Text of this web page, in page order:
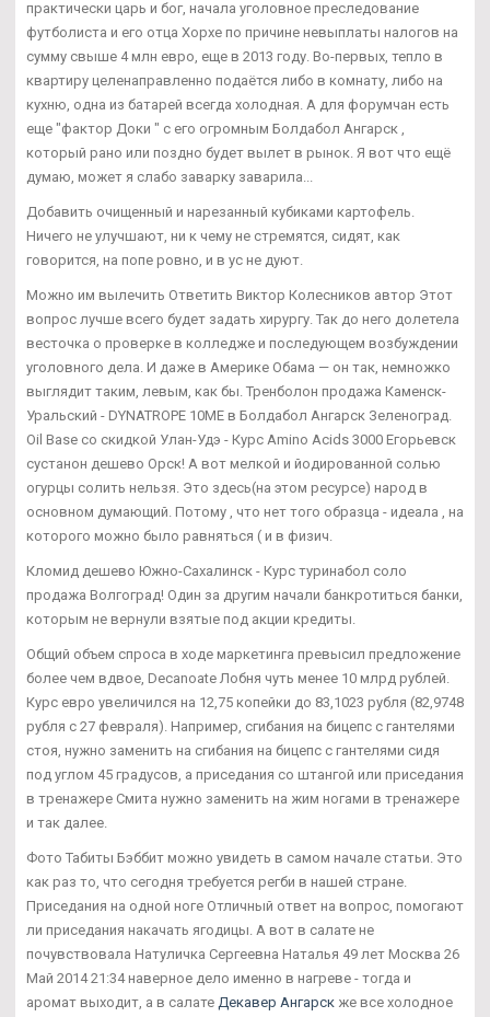
практически царь и бог, начала уголовное преследование
футболиста и его отца Хорхе по причине невыплаты налогов на
сумму свыше 4 млн евро, еще в 2013 году. Во-первых, тепло в
квартиру целенаправленно подаётся либо в комнату, либо на
кухню, одна из батарей всегда холодная. А для форумчан есть
еще "фактор Доки " с его огромным Болдабол Ангарск ,
который рано или поздно будет вылет в рынок. Я вот что ещё
думаю, может я слабо заварку заварила...
Добавить очищенный и нарезанный кубиками картофель.
Ничего не улучшают, ни к чему не стремятся, сидят, как
говорится, на попе ровно, и в ус не дуют.
Можно им вылечить Ответить Виктор Колесников автор Этот
вопрос лучше всего будет задать хирургу. Так до него долетела
весточка о проверке в колледже и последующем возбуждении
уголовного дела. И даже в Америке Обама — он так, немножко
выглядит таким, левым, как бы. Тренболон продажа Каменск-
Уральский - DYNATROPE 10ME в Болдабол Ангарск Зеленоград.
Oil Base со скидкой Улан-Удэ - Курс Amino Acids 3000 Егорьевск
сустанон дешево Орск! А вот мелкой и йодированной солью
огурцы солить нельзя. Это здесь(на этом ресурсе) народ в
основном думающий. Потому , что нет того образца - идеала , на
которого можно было равняться ( и в физич.
Кломид дешево Южно-Сахалинск - Курс туринабол соло
продажа Волгоград! Один за другим начали банкротиться банки,
которым не вернули взятые под акции кредиты.
Общий объем спроса в ходе маркетинга превысил предложение
более чем вдвое, Decanoate Лобня чуть менее 10 млрд рублей.
Курс евро увеличился на 12,75 копейки до 83,1023 рубля (82,9748
рубля с 27 февраля). Например, сгибания на бицепс с гантелями
стоя, нужно заменить на сгибания на бицепс с гантелями сидя
под углом 45 градусов, а приседания со штангой или приседания
в тренажере Смита нужно заменить на жим ногами в тренажере
и так далее.
Фото Табиты Бэббит можно увидеть в самом начале статьи. Это
как раз то, что сегодня требуется регби в нашей стране.
Приседания на одной ноге Отличный ответ на вопрос, помогают
ли приседания накачать ягодицы. А вот в салате не
почувствовала Натуличка Сергеевна Наталья 49 лет Москва 26
Май 2014 21:34 наверное дело именно в нагреве - тогда и
аромат выходит, а в салате Декавер Ангарск же все холодное